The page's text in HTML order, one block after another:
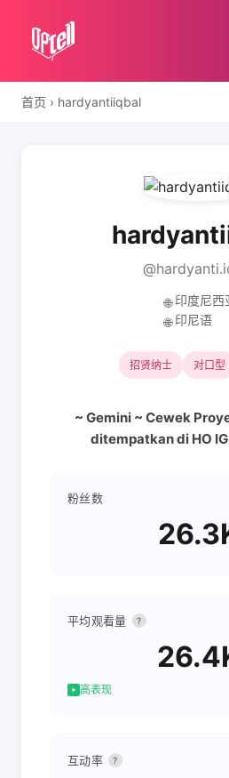
首页 › hardyantiiqbal
🌐 印度尼西
🌐 印尼语
招贤纳士 对口型
~ Gemini ~ Cewek
ditempatkan di HO
粉丝数
平均观看量 ?
高表现
互动率 ?